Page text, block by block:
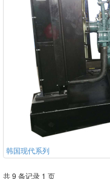
韩国现代系列
共 9 条记录 1 页